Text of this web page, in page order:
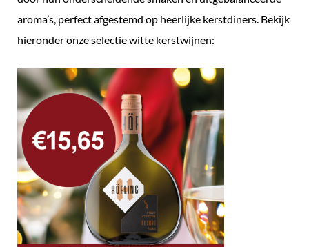
aroma’s, perfect afgestemd op heerlijke kerstdiners. Bekijk
hieronder onze selectie witte kerstwijnen: